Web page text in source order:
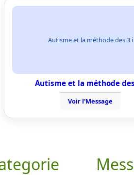
Autisme et la méthode des 3 i
Autisme et la méthode
Voir l'Message